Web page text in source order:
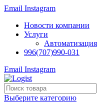
Email Instagram
Новости компании
Услуги
Автоматизация
996(707)990-031
Email Instagram
Выберите категорию